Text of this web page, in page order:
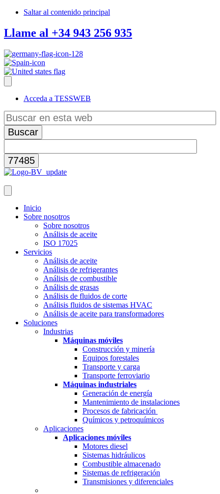
Saltar al contenido principal
Llame al +34 943 256 935
Acceda a TESSWEB
Buscar
en
esta
web
Inicio
Sobre nosotros
Sobre nosotros
Análisis de aceite
ISO 17025
Servicios
Análisis de aceite
Análisis de refrigerantes
Análisis de combustible
Análisis de grasas
Análisis de fluidos de corte
Análisis fluidos de sistemas HVAC
Análisis de aceite para transformadores
Soluciones
Industrias
Máquinas móviles
Construcción y minería
Equipos forestales
Transporte y carga
Transporte ferroviario
Máquinas industriales
Generación de energía
Mantenimiento de instalaciones
Procesos de fabricación
Químicos y petroquímicos
Aplicaciones
Aplicaciones móviles
Motores diesel
Sistemas hidráulicos
Combustible almacenado
Sistemas de refrigeración
Transmisiones y diferenciales